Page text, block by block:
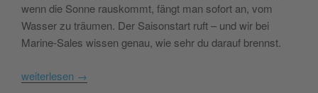
wenn die Sonne rauskommt, fängt man sofort an, vom
Wasser zu träumen. Der Saisonstart ruft – und wir bei
Marine-Sales wissen genau, wie sehr du darauf brennst.
weiterlesen →